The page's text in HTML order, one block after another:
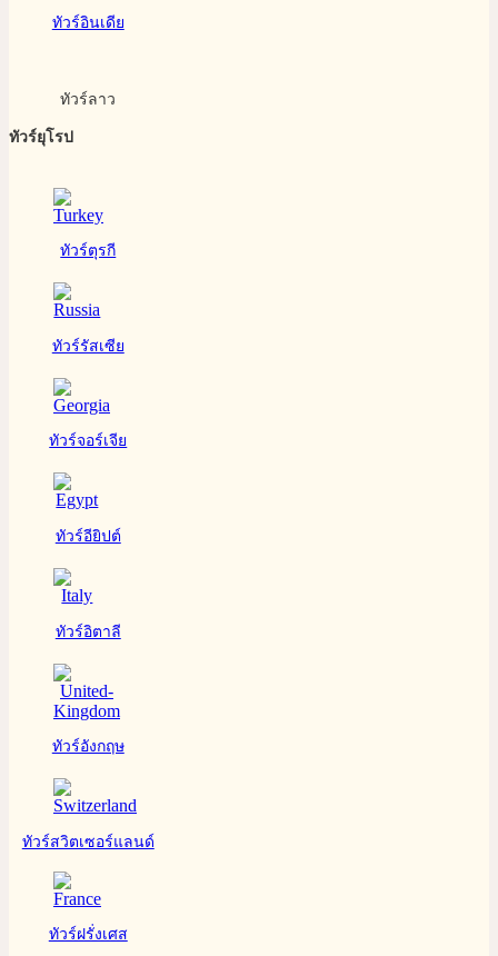
ทัวร์อินเดีย
ทัวร์ลาว
ทัวร์ยุโรป
ทัวร์ตุรกี
ทัวร์รัสเซีย
ทัวร์จอร์เจีย
ทัวร์อียิปต์
ทัวร์อิตาลี
ทัวร์อังกฤษ
ทัวร์สวิตเซอร์แลนด์
ทัวร์ฝรั่งเศส